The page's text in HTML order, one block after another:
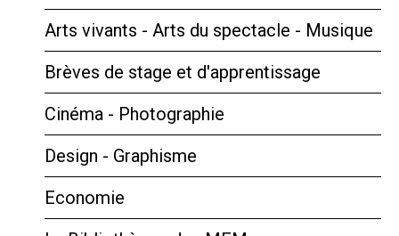
Arts vivants - Arts du spectacle - Musique
Brèves de stage et d'apprentissage
Cinéma - Photographie
Design - Graphisme
Economie